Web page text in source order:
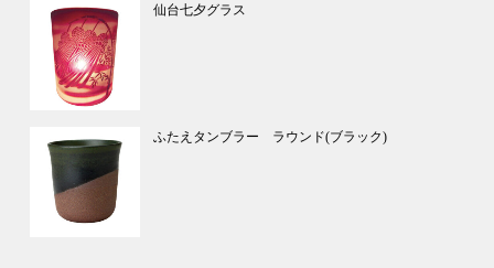
仙台七夕グラス
ふたえタンブラー ラウンド(ブラック)